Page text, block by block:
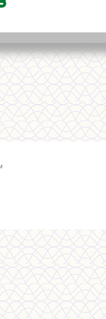
ws-global.ru